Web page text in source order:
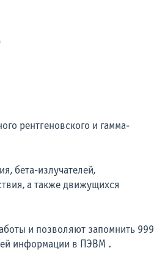
рентгеновского и гамма-
бета-излучателей,
а также движущихся
и позволяют запомнить 999
информации в ПЭВМ .